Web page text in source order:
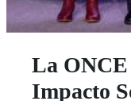
La ONCE
Impacto